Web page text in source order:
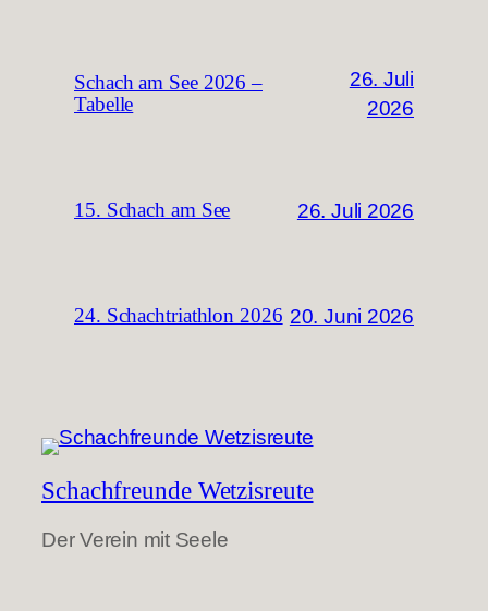
Schach am See 2026 –
Tabelle
26. Juli
2026
15. Schach am See 26. Juli 2026
24. Schachtriathlon 2026 20. Juni 2026
Schachfreunde Wetzisreute
Der Verein mit Seele